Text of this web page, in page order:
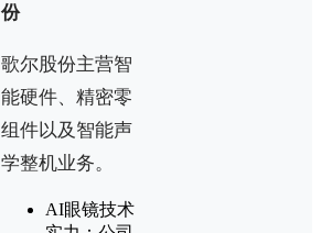
份
歌尔股份主营智
能硬件、精密零
组件以及智能声
学整机业务。
AI眼镜技术